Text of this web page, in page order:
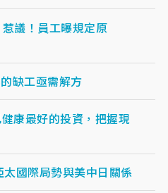
議！員工曝規定原
缺工亟需解方
康最好的投資，把握現
太國際局勢與美中日關係